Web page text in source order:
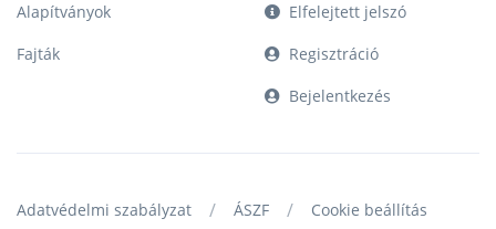
Alapítványok
Fajták
Elfelejtett jelszó
Regisztráció
Bejelentkezés
Adatvédelmi szabályzat / ÁSZF / Cookie beállítás